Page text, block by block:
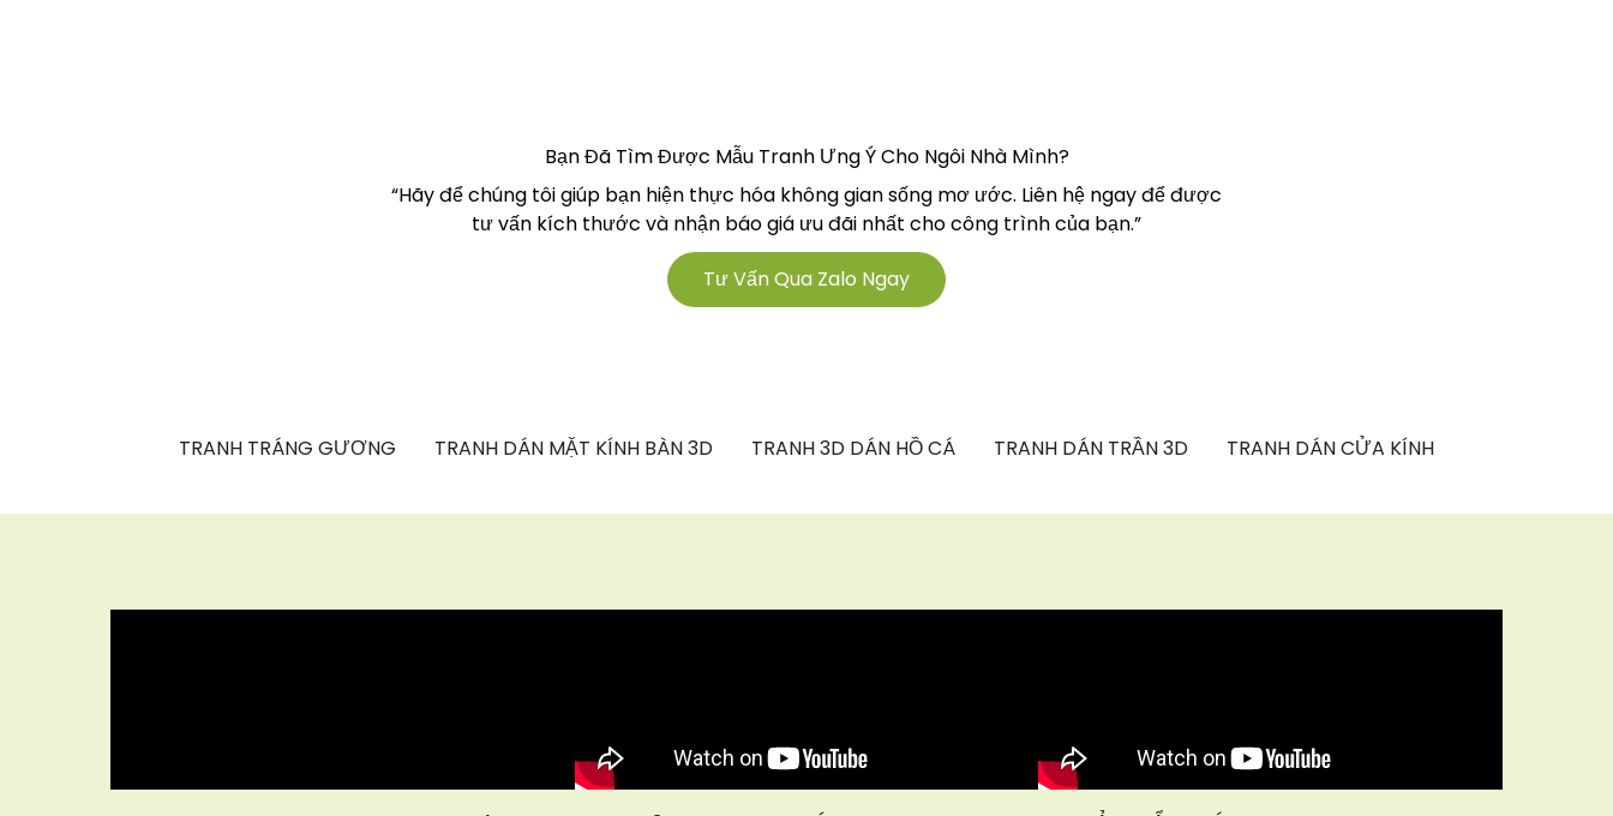
Bạn Đã Tìm Được Mẫu Tranh Ưng Ý Cho Ngôi Nhà Mình?
“Hãy để chúng tôi giúp bạn hiện thực hóa không gian sống mơ ước. Liên hệ ngay để được
tư vấn kích thước và nhận báo giá ưu đãi nhất cho công trình của bạn.”
Tư Vấn Qua Zalo Ngay
TRANH TRÁNG GƯƠNG TRANH DÁN MẶT KÍNH BÀN 3D TRANH 3D DÁN HỒ CÁ TRANH DÁN TRẦN 3D TRANH DÁN CỬA KÍNH